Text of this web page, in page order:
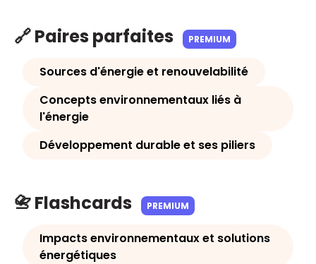
🔗 Paires parfaites PREMIUM
Sources d'énergie et renouvelabilité
Concepts environnementaux liés à
l'énergie
Développement durable et ses piliers
📇 Flashcards PREMIUM
Impacts environnementaux et solutions
énergétiques